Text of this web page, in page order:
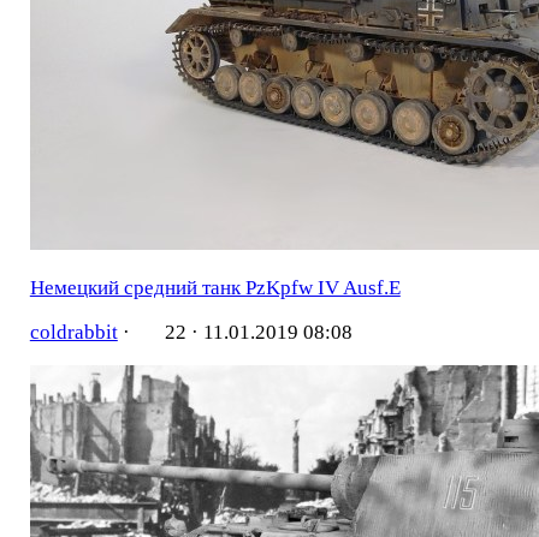
Немецкий средний танк PzKpfw IV Ausf.E
coldrabbit· 22 · 11.01.2019 08:08